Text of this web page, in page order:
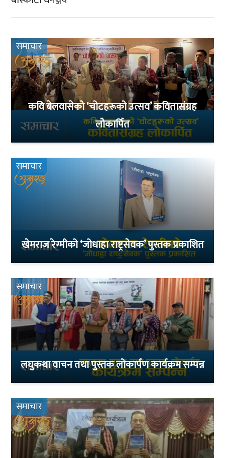
समाचार
कवि बेलवासेको ‘चोटहरूको उत्सव’ कवितासंग्रह
लोकार्पित
समाचार
खेमराज रेग्मीको ‘जोधाहा राष्ट्रसेवक’ पुस्तक प्रकाशित
समाचार
लघुकथा वाचन तथा पुस्तक लोकार्पण कार्यक्रम सम्पन्न
समाचार